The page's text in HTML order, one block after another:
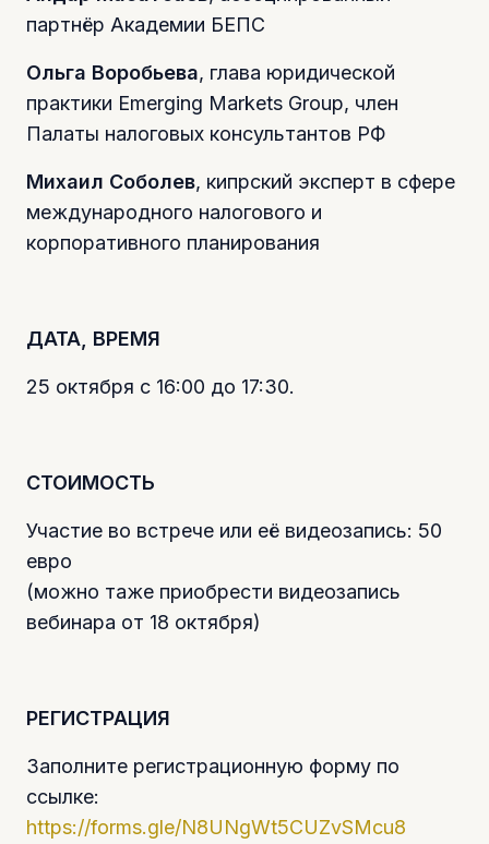
партнёр Академии БЕПС
Ольга Воробьева, глава юридической
практики Emerging Markets Group, член
Палаты налоговых консультантов РФ
Михаил Соболев, кипрский эксперт в сфере
международного налогового и
корпоративного планирования
ДАТА, ВРЕМЯ
25 октября с 16:00 до 17:30.
СТОИМОСТЬ
Участие во встрече или её видеозапись: 50
евро
(можно таже приобрести видеозапись
вебинара от 18 октября)
РЕГИСТРАЦИЯ
Заполните регистрационную форму по
ссылке:
https://forms.gle/N8UNgWt5CUZvSMcu8